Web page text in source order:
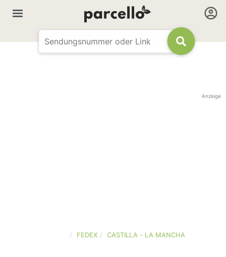
Anzeige
FEDEX CASTILLA - LA MANCHA